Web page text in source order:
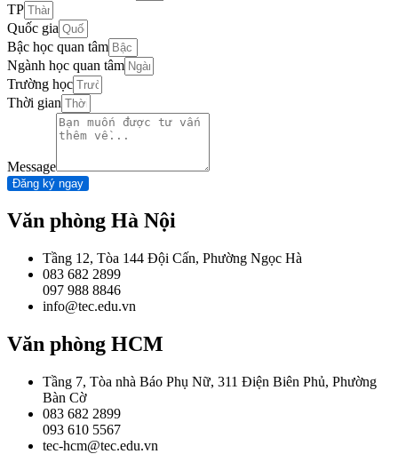
TP
Quốc gia
Bậc học quan tâm
Ngành học quan tâm
Trường học
Thời gian
Message
Đăng ký ngay
Văn phòng Hà Nội
Tầng 12, Tòa 144 Đội Cấn, Phường Ngọc Hà
083 682 2899
097 988 8846
info@tec.edu.vn
Văn phòng HCM
Tầng 7, Tòa nhà Báo Phụ Nữ, 311 Điện Biên Phủ, Phường
Bàn Cờ
083 682 2899
093 610 5567
tec-hcm@tec.edu.vn